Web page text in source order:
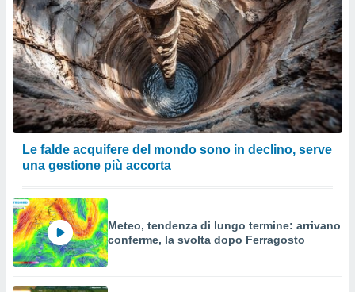
Le falde acquifere del mondo sono in declino, serve
una gestione più accorta
Meteo, tendenza di lungo termine: arrivano
conferme, la svolta dopo Ferragosto